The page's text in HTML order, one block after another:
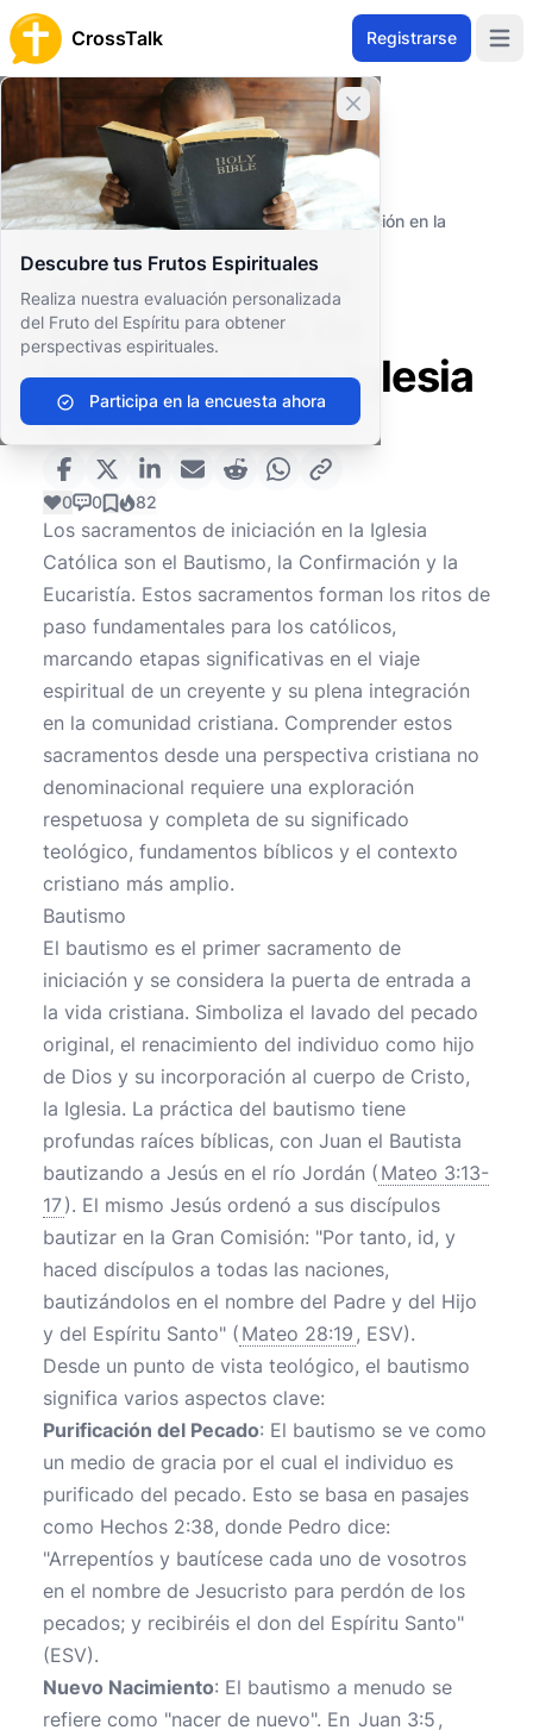
CrossTalk Registrarse
Cerrar banner
Descubre tus Frutos Espirituales
Realiza nuestra evaluación personalizada
del Fruto del Espíritu para obtener
perspectivas espirituales.
Participa en la encuesta ahora
Inicio
Archivo de Preguntas
Conceptos Teológicos
Soteriología
¿Cuáles son los sacramentos de iniciación en la
¿Cuáles son los
sacramentos de
iniciación en la Iglesia
Católica?
0 0 82
Los sacramentos de iniciación en la Iglesia
Católica son el Bautismo, la Confirmación y la
Eucaristía. Estos sacramentos forman los ritos de
paso fundamentales para los católicos,
marcando etapas significativas en el viaje
espiritual de un creyente y su plena integración
en la comunidad cristiana. Comprender estos
sacramentos desde una perspectiva cristiana no
denominacional requiere una exploración
respetuosa y completa de su significado
teológico, fundamentos bíblicos y el contexto
cristiano más amplio.
Bautismo
El bautismo es el primer sacramento de
iniciación y se considera la puerta de entrada a
la vida cristiana. Simboliza el lavado del pecado
original, el renacimiento del individuo como hijo
de Dios y su incorporación al cuerpo de Cristo,
la Iglesia. La práctica del bautismo tiene
profundas raíces bíblicas, con Juan el Bautista
bautizando a Jesús en el río Jordán ( Mateo 3:13-
17). El mismo Jesús ordenó a sus discípulos
bautizar en la Gran Comisión: "Por tanto, id, y
haced discípulos a todas las naciones,
bautizándolos en el nombre del Padre y del Hijo
y del Espíritu Santo" ( Mateo 28:19 , ESV).
Desde un punto de vista teológico, el bautismo
significa varios aspectos clave:
Purificación del Pecado: El bautismo se ve como
un medio de gracia por el cual el individuo es
purificado del pecado. Esto se basa en pasajes
como Hechos 2:38, donde Pedro dice:
"Arrepentíos y bautícese cada uno de vosotros
en el nombre de Jesucristo para perdón de los
pecados; y recibiréis el don del Espíritu Santo"
(ESV).
Nuevo Nacimiento: El bautismo a menudo se
refiere como "nacer de nuevo". En Juan 3:5 ,